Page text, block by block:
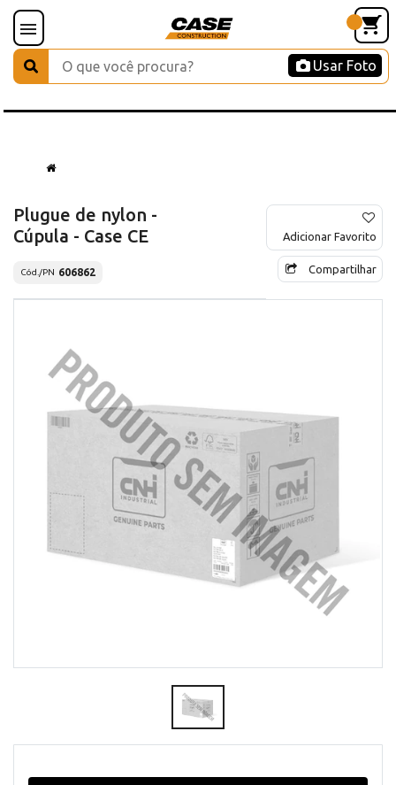
Usar Foto
Plugue de nylon -
Cúpula - Case CE
Cód./PN 606862
Adicionar Favorito
Compartilhar